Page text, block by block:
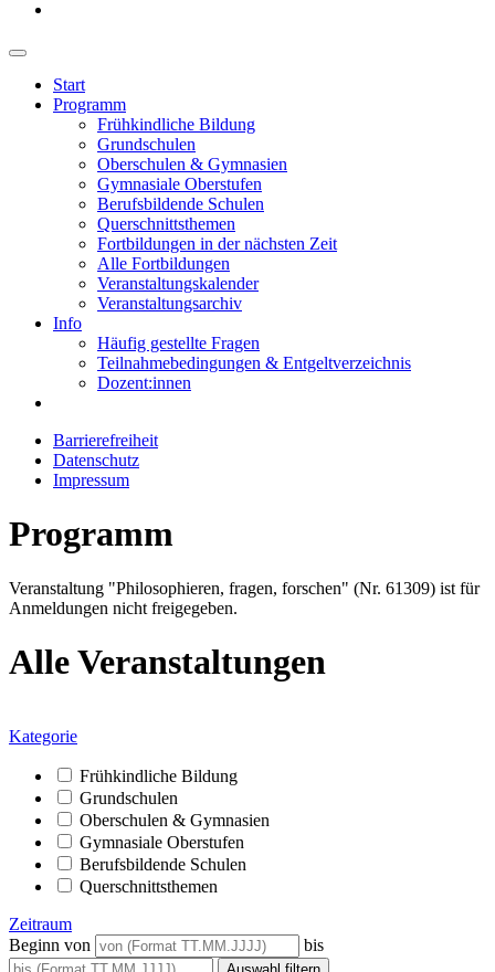
Start
Programm
Frühkindliche Bildung
Grundschulen
Oberschulen & Gymnasien
Gymnasiale Oberstufen
Berufsbildende Schulen
Querschnittsthemen
Fortbildungen in der nächsten Zeit
Alle Fortbildungen
Veranstaltungskalender
Veranstaltungsarchiv
Info
Häufig gestellte Fragen
Teilnahmebedingungen & Entgeltverzeichnis
Dozent:innen
Barrierefreiheit
Datenschutz
Impressum
Programm
Veranstaltung "Philosophieren, fragen, forschen" (Nr. 61309) ist für
Anmeldungen nicht freigegeben.
Alle Veranstaltungen
Kategorie
Frühkindliche Bildung
Grundschulen
Oberschulen & Gymnasien
Gymnasiale Oberstufen
Berufsbildende Schulen
Querschnittsthemen
Zeitraum
Beginn von
bis